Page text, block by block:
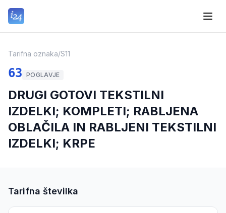
Tarifna oznaka/S11
63 POGLAVJE
DRUGI GOTOVI TEKSTILNI
IZDELKI; KOMPLETI; RABLJENA
OBLAČILA IN RABLJENI TEKSTILNI
IZDELKI; KRPE
Tarifna številka